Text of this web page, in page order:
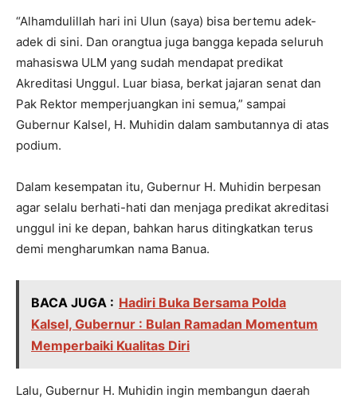
“Alhamdulillah hari ini Ulun (saya) bisa bertemu adek-
adek di sini. Dan orangtua juga bangga kepada seluruh
mahasiswa ULM yang sudah mendapat predikat
Akreditasi Unggul. Luar biasa, berkat jajaran senat dan
Pak Rektor memperjuangkan ini semua,” sampai
Gubernur Kalsel, H. Muhidin dalam sambutannya di atas
podium.
Dalam kesempatan itu, Gubernur H. Muhidin berpesan
agar selalu berhati-hati dan menjaga predikat akreditasi
unggul ini ke depan, bahkan harus ditingkatkan terus
demi mengharumkan nama Banua.
BACA JUGA : Hadiri Buka Bersama Polda
Kalsel, Gubernur : Bulan Ramadan Momentum
Memperbaiki Kualitas Diri
Lalu, Gubernur H. Muhidin ingin membangun daerah